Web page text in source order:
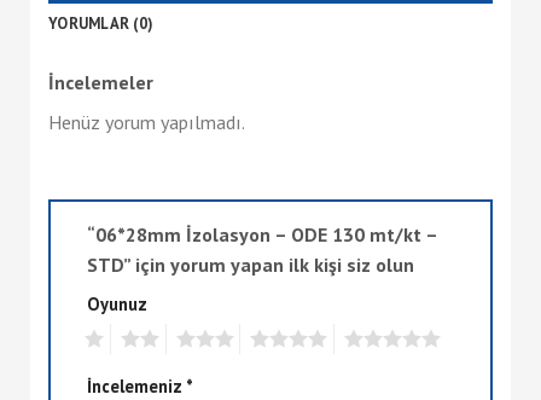
YORUMLAR (0)
İncelemeler
Henüz yorum yapılmadı.
“06*28mm İzolasyon – ODE 130 mt/kt –
STD” için yorum yapan ilk kişi siz olun
Oyunuz
İncelemeniz *